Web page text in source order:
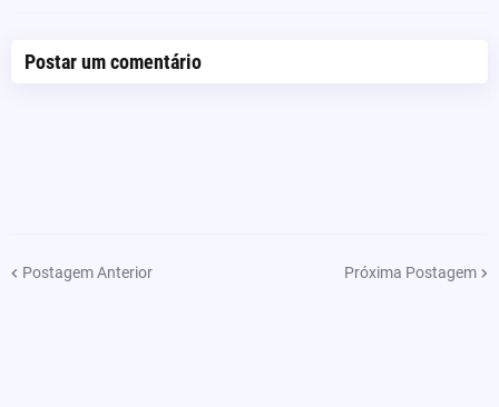
Postar um comentário
Postagem Anterior Próxima Postagem